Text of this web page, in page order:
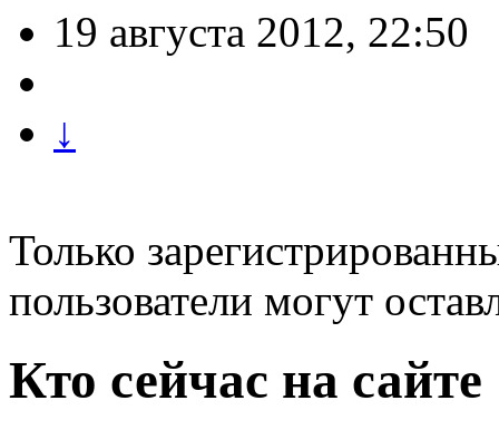
19 августа 2012, 22:50
↓
Только
пользователи могут
Кто сейчас на сайте